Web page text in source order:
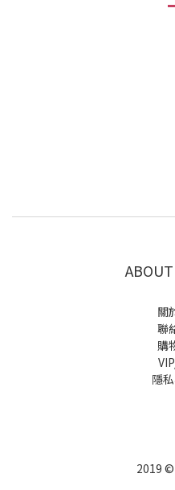
關
聯
購
隱
2019 ©